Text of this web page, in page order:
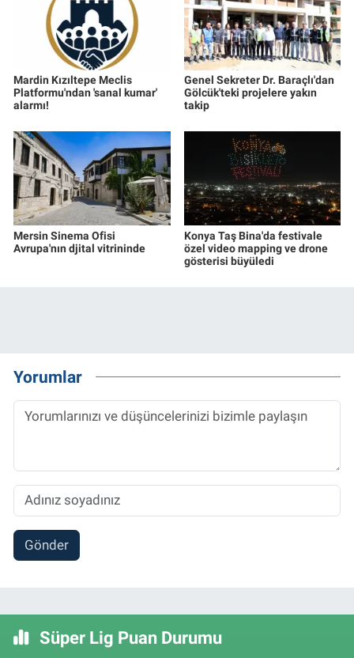
Mardin Kızıltepe Meclis
Platformu'ndan 'sanal kumar'
alarmı!
Genel Sekreter Dr. Baraçlı'dan
Gölcük'teki projelere yakın
takip
Mersin Sinema Ofisi
Avrupa'nın djital vitrininde
Konya Taş Bina'da festivale
özel video mapping ve drone
gösterisi büyüledi
Yorumlar
Gönder
Süper Lig Puan Durumu